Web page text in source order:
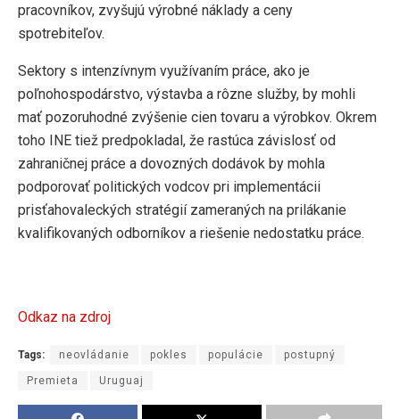
pracovníkov, zvyšujú výrobné náklady a ceny
spotrebiteľov.
Sektory s intenzívnym využívaním práce, ako je
poľnohospodárstvo, výstavba a rôzne služby, by mohli
mať pozoruhodné zvýšenie cien tovaru a výrobkov. Okrem
toho INE tiež predpokladal, že rastúca závislosť od
zahraničnej práce a dovozných dodávok by mohla
podporovať politických vodcov pri implementácii
prisťahovaleckých stratégií zameraných na prilákanie
kvalifikovaných odborníkov a riešenie nedostatku práce.
Odkaz na zdroj
Tags: neovládanie pokles populácie postupný
Premieta Uruguaj